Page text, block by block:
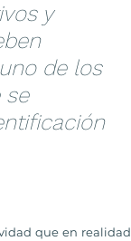
y
de los
se
que en realidad